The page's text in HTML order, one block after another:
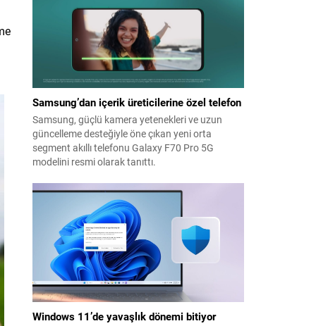
Samsung’dan içerik üreticilerine özel telefon
Samsung, güçlü kamera yetenekleri ve uzun
güncelleme desteğiyle öne çıkan yeni orta
segment akıllı telefonu Galaxy F70 Pro 5G
modelini resmi olarak tanıttı.
Windows 11’de yavaşlık dönemi bitiyor